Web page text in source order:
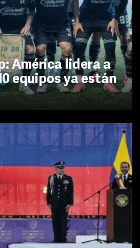
América lidera a
equipos ya están